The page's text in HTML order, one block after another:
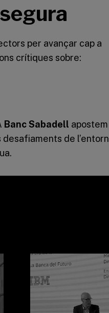
per avançar cap a
crítiques sobre:
Banc Sabadell apostem
de l’entorn